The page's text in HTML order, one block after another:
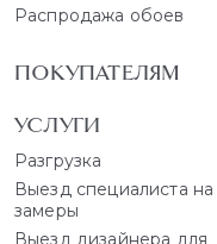
Распродажа обоев
ПОКУПАТЕЛЯМ
УСЛУГИ
Разгрузка
Выезд специалиста на
замеры
Выезд дизайнера для